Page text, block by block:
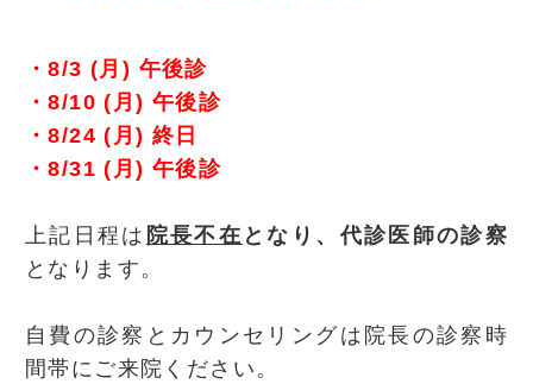
・8/3 (月) 午後診
・8/10 (月) 午後診
・8/24 (月) 終日
・8/31 (月) 午後診
上記日程は 院長不在 となり、代診医師の診察
となります。
自費の診察とカウンセリングは院長の診察時
間帯にご来院ください。